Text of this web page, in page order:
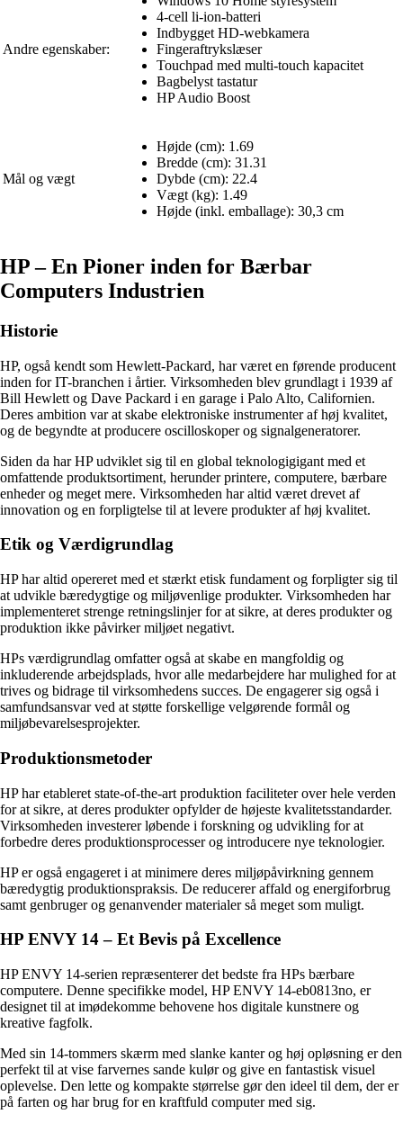
Andre egenskaber:
4-cell li-ion-batteri
Indbygget HD-webkamera
Fingeraftrykslæser
Touchpad med multi-touch kapacitet
Bagbelyst tastatur
HP Audio Boost
Mål og vægt
Højde (cm): 1.69
Bredde (cm): 31.31
Dybde (cm): 22.4
Vægt (kg): 1.49
Højde (inkl. emballage): 30,3 cm
HP – En Pioner inden for Bærbar
Computers Industrien
Historie
HP, også kendt som Hewlett-Packard, har været en førende producent
inden for IT-branchen i årtier. Virksomheden blev grundlagt i 1939 af
Bill Hewlett og Dave Packard i en garage i Palo Alto, Californien.
Deres ambition var at skabe elektroniske instrumenter af høj kvalitet,
og de begyndte at producere oscilloskoper og signalgeneratorer.
Siden da har HP udviklet sig til en global teknologigigant med et
omfattende produktsortiment, herunder printere, computere, bærbare
enheder og meget mere. Virksomheden har altid været drevet af
innovation og en forpligtelse til at levere produkter af høj kvalitet.
Etik og Værdigrundlag
HP har altid opereret med et stærkt etisk fundament og forpligter sig til
at udvikle bæredygtige og miljøvenlige produkter. Virksomheden har
implementeret strenge retningslinjer for at sikre, at deres produkter og
produktion ikke påvirker miljøet negativt.
HPs værdigrundlag omfatter også at skabe en mangfoldig og
inkluderende arbejdsplads, hvor alle medarbejdere har mulighed for at
trives og bidrage til virksomhedens succes. De engagerer sig også i
samfundsansvar ved at støtte forskellige velgørende formål og
miljøbevarelsesprojekter.
Produktionsmetoder
HP har etableret state-of-the-art produktion faciliteter over hele verden
for at sikre, at deres produkter opfylder de højeste kvalitetsstandarder.
Virksomheden investerer løbende i forskning og udvikling for at
forbedre deres produktionsprocesser og introducere nye teknologier.
HP er også engageret i at minimere deres miljøpåvirkning gennem
bæredygtig produktionspraksis. De reducerer affald og energiforbrug
samt genbruger og genanvender materialer så meget som muligt.
HP ENVY 14 – Et Bevis på Excellence
HP ENVY 14-serien repræsenterer det bedste fra HPs bærbare
computere. Denne specifikke model, HP ENVY 14-eb0813no, er
designet til at imødekomme behovene hos digitale kunstnere og
kreative fagfolk.
Med sin 14-tommers skærm med slanke kanter og høj opløsning er den
perfekt til at vise farvernes sande kulør og give en fantastisk visuel
oplevelse. Den lette og kompakte størrelse gør den ideel til dem, der er
på farten og har brug for en kraftfuld computer med sig.